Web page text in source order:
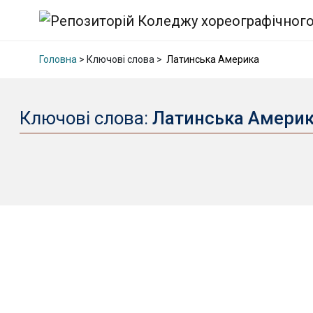
Головна > Ключові слова > Латинська Америка
Ключові слова: Латинська